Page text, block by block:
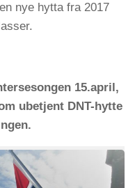
nye hytta fra 2017
15.april,
ubetjent DNT-hytte